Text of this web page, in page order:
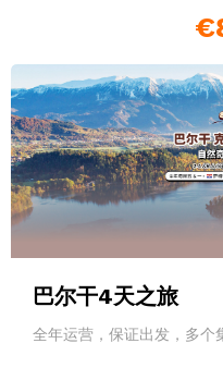
巴尔干4天之旅
全年运营，保证出发，多个